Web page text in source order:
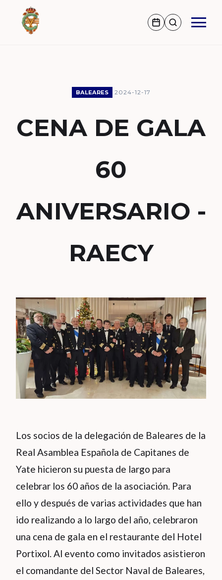
BALEARES 2024-12-17
CENA DE GALA
60
ANIVERSARIO -
RAECY
Los socios de la delegación de Baleares de la
Real Asamblea Española de Capitanes de
Yate hicieron su puesta de largo para
celebrar los 60 años de la asociación. Para
ello y después de varias actividades que han
ido realizando a lo largo del año, celebraron
una cena de gala en el restaurante del Hotel
Portixol. Al evento como invitados asistieron
el comandante del Sector Naval de Baleares,